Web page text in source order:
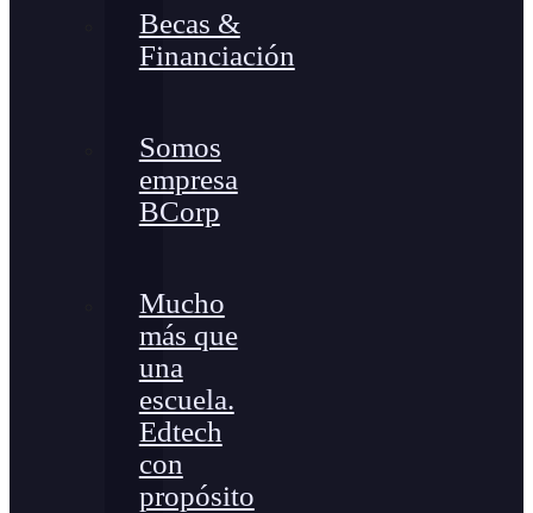
Becas &
Financiación
Somos
empresa
BCorp
Mucho
más que
una
escuela.
Edtech
con
propósito